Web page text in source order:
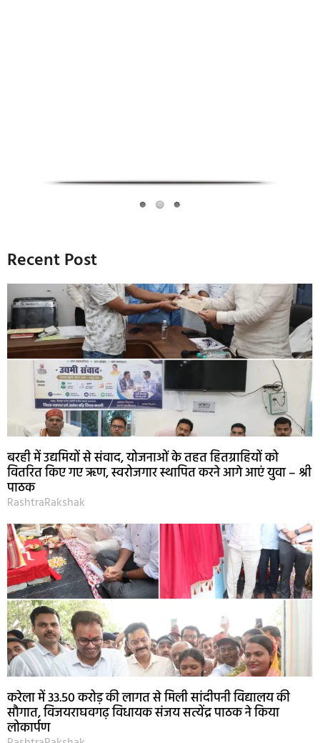
Recent Post
बरही में उद्यमियों से संवाद, योजनाओं के तहत हितग्राहियों को
वितरित किए गए ऋण, स्वरोजगार स्थापित करने आगे आएं युवा – श्री
पाठक
RashtraRakshak
करेला में 33.50 करोड़ की लागत से मिली सांदीपनी विद्यालय की
सौगात, विजयराघवगढ़ विधायक संजय सत्येंद्र पाठक ने किया
लोकार्पण